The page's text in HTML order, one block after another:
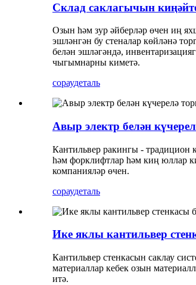
Склад саклагычын
Озын һәм зур әйберләр өчен иң
эшләнгән бу стеналар көйләнә
белән эшләгәндә,
чыгымнарны киметә.
сораудеталь
Авыр электр белән
Кантильвер ракингы - традицион
һәм форклифтлар һәм киң юллар
компанияләр өчен.
сораудеталь
Ике яклы кантильвер
Кантильвер стенкасын саклау
материаллар кебек озын
итә.